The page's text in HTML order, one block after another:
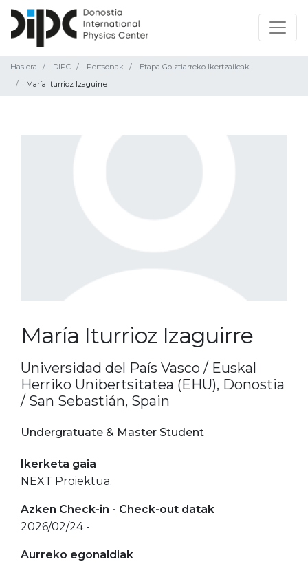
Hasiera DIPC Pertsonak
Etapa Goiztiarreko Ikertzaileak
María Iturrioz Izaguirre
María Iturrioz Izaguirre
Universidad del País Vasco / Euskal
Herriko Unibertsitatea (EHU), Donostia
/ San Sebastián, Spain
Undergratuate & Master Student
Ikerketa gaia
NEXT Proiektua.
Azken Check-in - Check-out datak
2026/02/24 -
Aurreko egonaldiak